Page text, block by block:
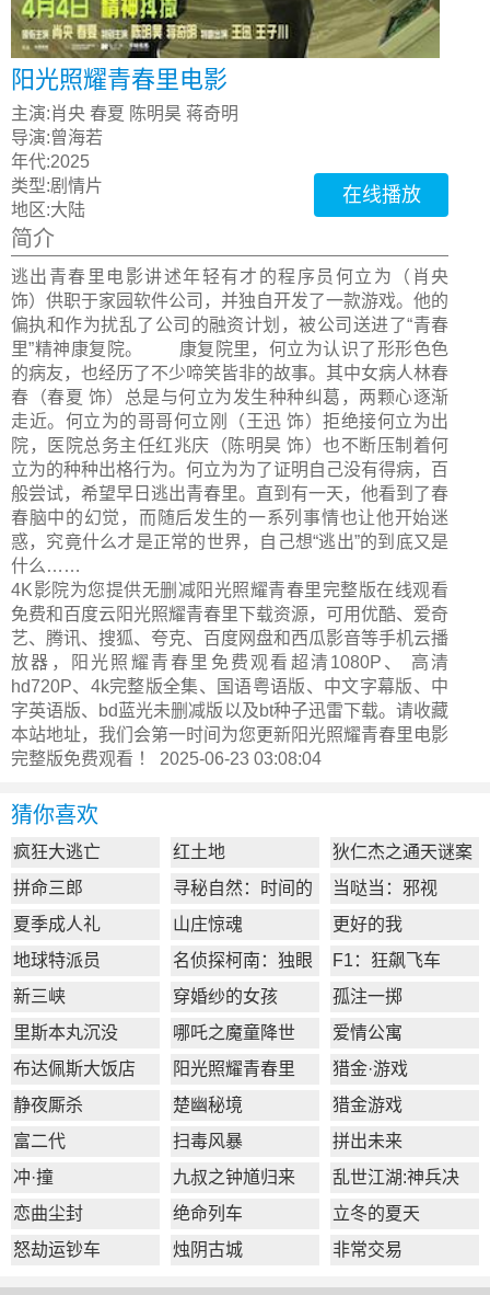
阳光照耀青春里电影
主演:肖央 春夏 陈明昊 蒋奇明
导演:曾海若
年代:2025
类型:剧情片
地区:大陆
在线播放
简介
逃出青春里电影讲述年轻有才的程序员何立为（肖央
饰）供职于家园软件公司，并独自开发了一款游戏。他的
偏执和作为扰乱了公司的融资计划，被公司送进了“青春
里”精神康复院。 康复院里，何立为认识了形形色色
的病友，也经历了不少啼笑皆非的故事。其中女病人林春
春（春夏 饰）总是与何立为发生种种纠葛，两颗心逐渐
走近。何立为的哥哥何立刚（王迅 饰）拒绝接何立为出
院，医院总务主任红兆庆（陈明昊 饰）也不断压制着何
立为的种种出格行为。何立为为了证明自己没有得病，百
般尝试，希望早日逃出青春里。直到有一天，他看到了春
春脑中的幻觉，而随后发生的一系列事情也让他开始迷
惑，究竟什么才是正常的世界，自己想“逃出”的到底又是
什么……
4K影院为您提供无删减阳光照耀青春里完整版在线观看
免费和百度云阳光照耀青春里下载资源，可用优酷、爱奇
艺、腾讯、搜狐、夸克、百度网盘和西瓜影音等手机云播
放器，阳光照耀青春里免费观看超清1080P、 高清
hd720P、4k完整版全集、国语粤语版、中文字幕版、中
字英语版、bd蓝光未删减版以及bt种子迅雷下载。请收藏
本站地址，我们会第一时间为您更新阳光照耀青春里电影
完整版免费观看 ！ 2025-06-23 03:08:04
猜你喜欢
疯狂大逃亡 红土地
狄仁杰之通天谜案
拼命三郎
寻秘自然：时间的
形状
当哒当：邪视
夏季成人礼
山庄惊魂
更好的我
地球特派员
名侦探柯南：独眼
的残像
F1：狂飙飞车
新三峡
穿婚纱的女孩
孤注一掷
里斯本丸沉没
哪吒之魔童降世
爱情公寓
布达佩斯大饭店
阳光照耀青春里
猎金·游戏
静夜厮杀
楚幽秘境
猎金游戏
富二代
扫毒风暴
拼出未来
冲·撞
九叔之钟馗归来
乱世江湖:神兵决
恋曲尘封
绝命列车
立冬的夏天
怒劫运钞车
烛阴古城 非常交易